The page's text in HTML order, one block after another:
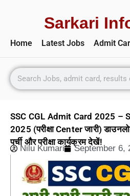
Sarkari
Home Latest Jobs Admit
SSC CGL Admit Card 2025 –
2025 (परीक्षा Center जारी)
पर्ची और परीक्षा कार्यक्रम देखें!
Nilu Kumari September 6,